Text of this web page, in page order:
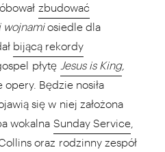
zbudować
wojnamiosiedle dla
bijącą rekordy
płytę Jesus is King,
opery. Będzie nosiła
się w niej założona
wokalna Sunday Service
oraz rodzinny zespół